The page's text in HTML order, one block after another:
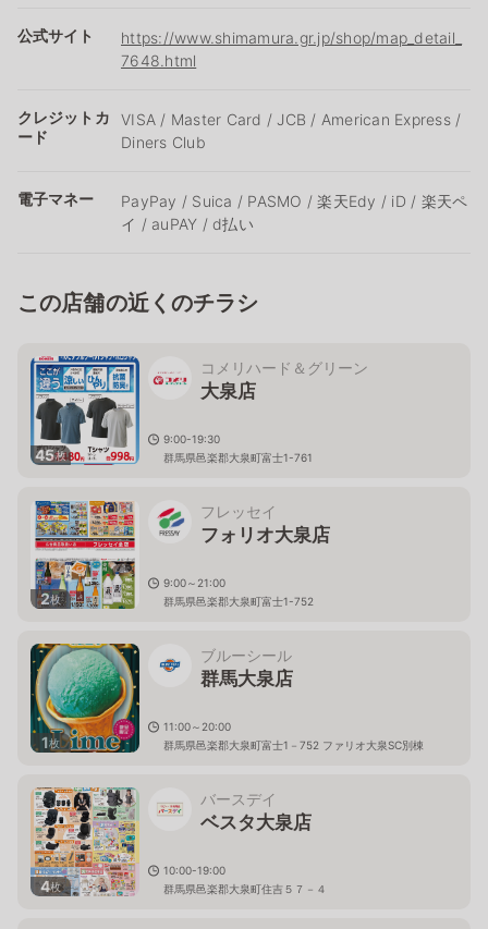
公式サイト
https://www.shimamura.gr.jp/shop/map_detail_
7648.html
クレジットカ
ード
VISA / Master Card / JCB / American Express /
Diners Club
電子マネー
PayPay / Suica / PASMO / 楽天Edy / iD / 楽天ペ
イ / auPAY / d払い
この店舗の近くのチラシ
45枚
コメリハード＆グリーン
大泉店
9:00-19:30
群馬県邑楽郡大泉町富士1-761
2枚
フレッセイ
フォリオ大泉店
9:00～21:00
群馬県邑楽郡大泉町富士1-752
1枚
ブルーシール
群馬大泉店
11:00～20:00
群馬県邑楽郡大泉町富士1－752 ファリオ大泉SC別棟
4枚
バースデイ
ベスタ大泉店
10:00-19:00
群馬県邑楽郡大泉町住吉５７－４